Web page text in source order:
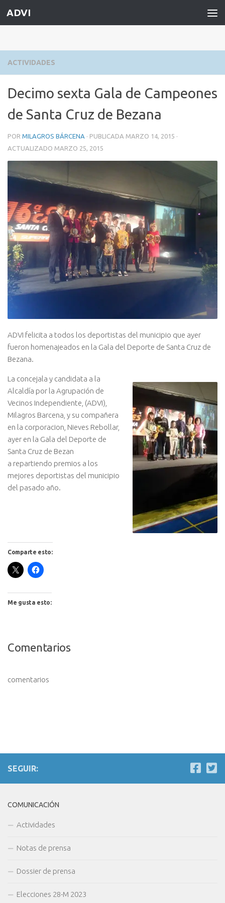
Saltar al contenido
ADVI
ACTIVIDADES
Decimo sexta Gala de Campeones
de Santa Cruz de Bezana
POR MILAGROS BÁRCENA · PUBLICADA MARZO 14, 2015 ·
ACTUALIZADO MARZO 25, 2015
ADVI felicita a todos los deportistas del municipio que ayer
fueron homenajeados en la Gala del Deporte de Santa Cruz de
Bezana.
La concejala y candidata a la
Alcaldía por la Agrupación de
Vecinos Independiente, (ADVI),
Milagros Barcena, y su compañera
en la corporacion, Nieves Rebollar,
ayer en la Gala del Deporte de
Santa Cruz de Bezan
a repartiendo premios a los
mejores deportistas del municipio
del pasado año.
Comparte esto:
Me gusta esto:
Comentarios
comentarios
SEGUIR:
COMUNICACIÓN
Actividades
Notas de prensa
Dossier de prensa
Elecciones 28-M 2023